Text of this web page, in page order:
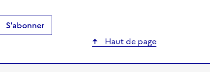
S'abonner
Haut de page